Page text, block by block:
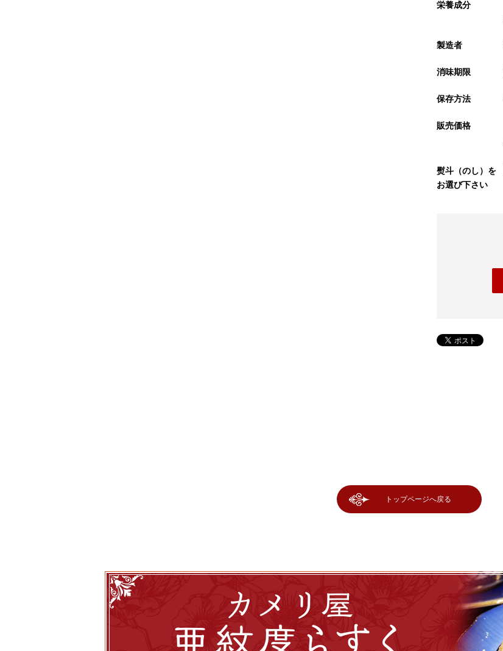
栄養成分
製造者
消味期限
保存方法
販売価格
熨斗（のし）を
お選び下さい
トップページへ戻る